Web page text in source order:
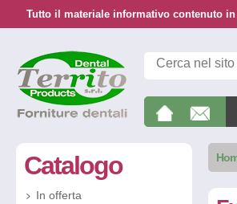
Tutto il materiale informativo contenuto
Catalogo
In offerta